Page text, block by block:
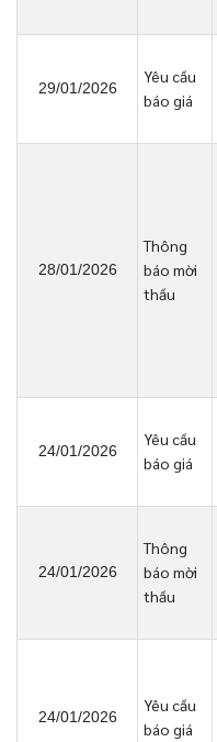
29/01/2026
Yêu cầu
báo giá
28/01/2026
Thông
báo mời
thầu
24/01/2026
Yêu cầu
báo giá
24/01/2026
Thông
báo mời
thầu
24/01/2026
Yêu cầu
báo giá